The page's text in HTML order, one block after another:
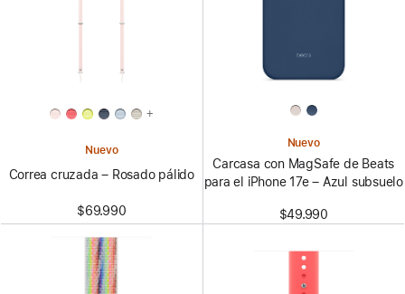
+
Nuevo
Correa cruzada – Rosado pálido
$69.990
Nuevo
Carcasa con MagSafe de Beats
para el iPhone 17e – Azul subsuelo
$49.990